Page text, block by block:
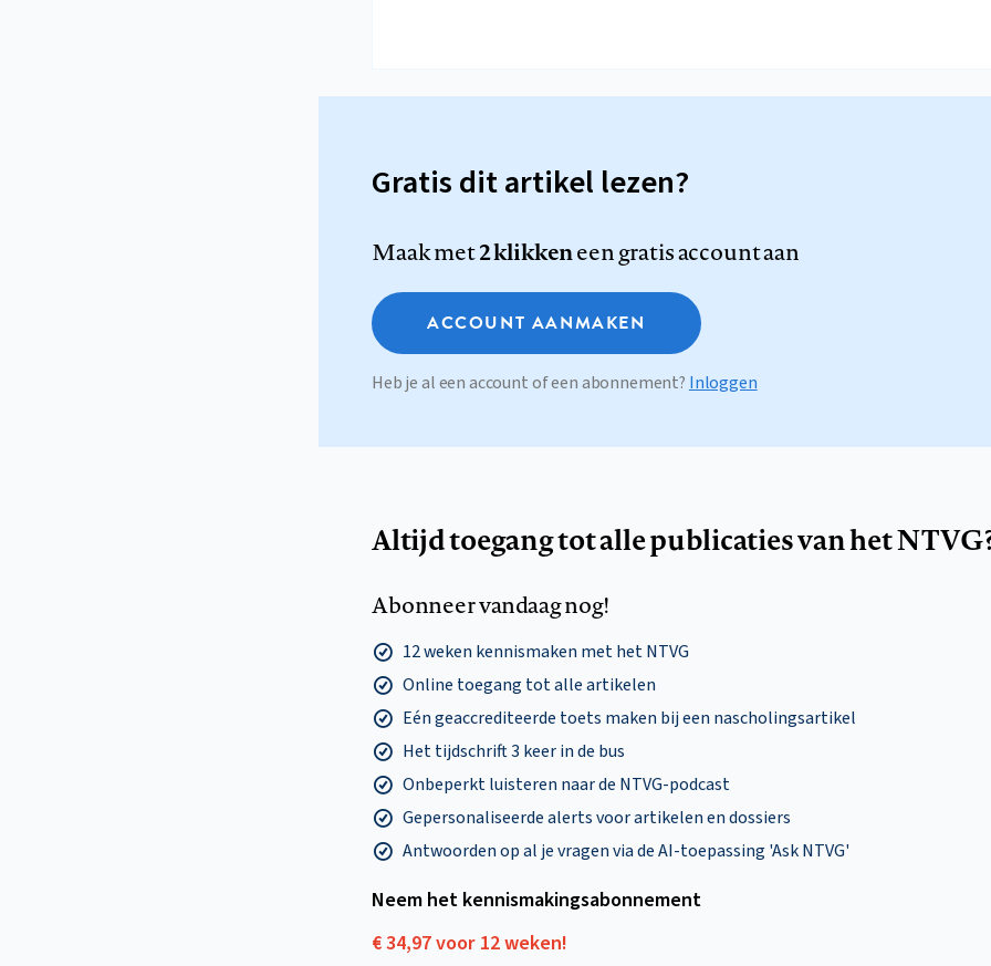
Gratis dit artikel lezen?
Maak met2 klikkeneen gratis account aan
ACCOUNT AANMAKEN
Heb je al een account of een abonnement? Inloggen
Altijd toegang tot alle publicaties van het
Abonneer vandaag nog!
12 weken kennismaken met het NTVG
Online toegang tot alle artikelen
Eén geaccrediteerde toets maken bij een nascholingsartikel
Het tijdschrift 3 keer in de bus
Onbeperkt luisteren naar de NTVG-podcast
Gepersonaliseerde alerts voor artikelen en dossiers
Antwoorden op al je vragen via de AI-toepassing 'Ask NTVG'
Neem het kennismakings­abonnement
€ 34,97 voor 12 weken!